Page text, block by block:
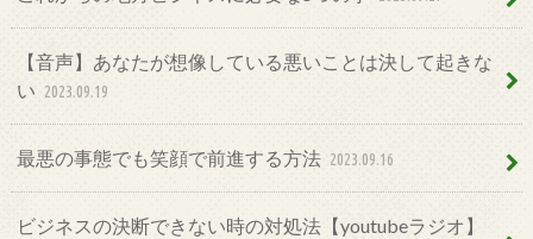
【音声】あなたが想像している悪いことは決して起きな
い 2023.09.19
最悪の事態でも笑顔で前進する方法 2023.09.16
ビジネスの決断できない時の対処法【youtubeラジオ】